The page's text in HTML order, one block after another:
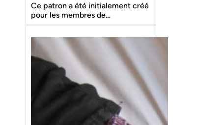
Ce patron a été initialement créé
pour les membres de…